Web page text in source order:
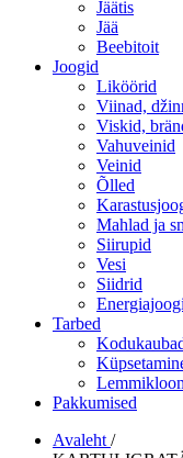
Jäätis
Jää
Beebitoit
Joogid
Liköörid
Viinad,
Viskid,
Vahuveinid
Veinid
Õlled
Mahlad ja
Siirupid
Vesi
Siidrid
Tarbed
Pakkumised
Avaleht /